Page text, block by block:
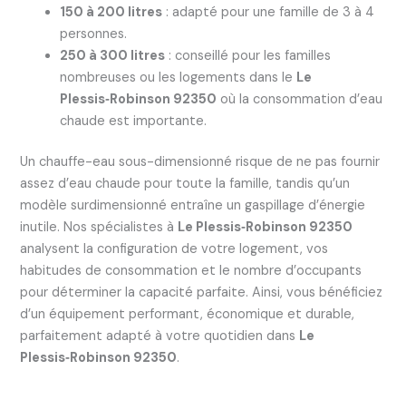
150 à 200 litres: adapté pour une famille de 3 à 4
personnes.
250 à 300 litres: conseillé pour les familles
nombreuses ou les logements dans le Le
Plessis‑Robinson 92350 où la consommation d’eau
chaude est importante.
Un chauffe-eau sous-dimensionné risque de ne pas fournir
assez d’eau chaude pour toute la famille, tandis qu’un
modèle surdimensionné entraîne un gaspillage d’énergie
inutile. Nos spécialistes à Le Plessis‑Robinson 92350
analysent la configuration de votre logement, vos
habitudes de consommation et le nombre d’occupants
pour déterminer la capacité parfaite. Ainsi, vous bénéficiez
d’un équipement performant, économique et durable,
parfaitement adapté à votre quotidien dans Le
Plessis‑Robinson 92350.